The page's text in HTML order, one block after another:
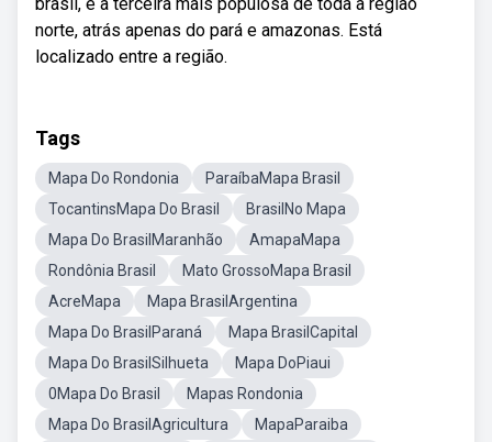
norte, atrás apenas do pará e amazonas. Está
localizado entre a região.
Tags
Mapa Do Rondonia
ParaíbaMapa Brasil
TocantinsMapa Do Brasil
BrasilNo Mapa
Mapa Do BrasilMaranhão
AmapaMapa
Rondônia Brasil
Mato GrossoMapa Brasil
AcreMapa
Mapa BrasilArgentina
Mapa Do BrasilParaná
Mapa BrasilCapital
Mapa Do BrasilSilhueta
Mapa DoPiaui
0Mapa Do Brasil
Mapas Rondonia
Mapa Do BrasilAgricultura
MapaParaiba